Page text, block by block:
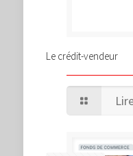
Le crédit-vendeur